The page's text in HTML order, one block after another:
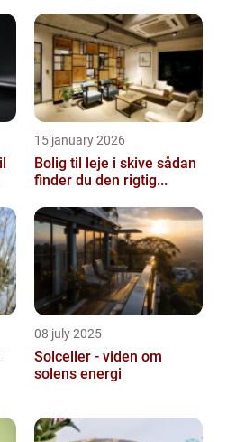
15 january 2026
Bolig til leje i skive sådan
finder du den rigtig...
08 july 2025
Solceller - viden om
solens energi